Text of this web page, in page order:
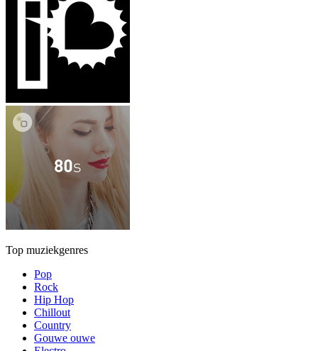
Top muziekgenres
Pop
Rock
Hip Hop
Chillout
Country
Gouwe ouwe